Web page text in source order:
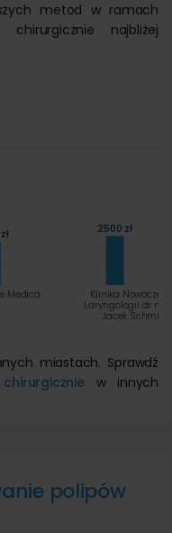
metod w ramach
najbliżej
2500 zł
Medica
Klinika
Laryngologii dr n.
Jacek Schmidt
miastach. Sprawdź
w innych
polipów